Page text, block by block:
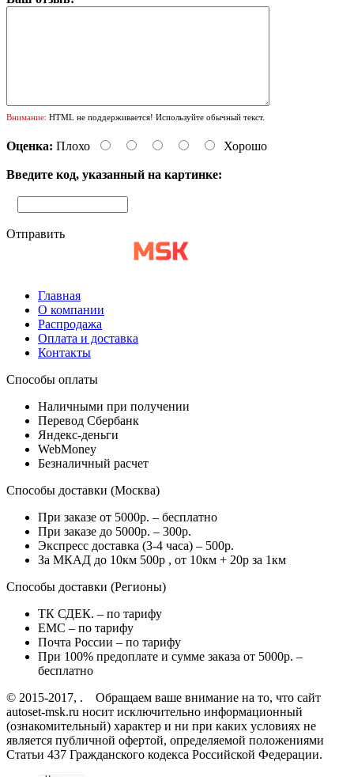
Внимание: HTML не поддерживается! Используйте обычный текст.
Оценка: Плохо Хорошо
Введите код, указанный на картинке:
Отправить
Главная
О компании
Распродажа
Оплата и доставка
Контакты
Способы оплаты
Наличными при получении
Перевод Сбербанк
Яндекс-деньги
WebMoney
Безналичный расчет
Способы доставки (Москва)
При заказе от 5000р. – бесплатно
При заказе до 5000р. – 300р.
Экспресс доставка (3-4 часа) – 500р.
За МКАД до 10км 500р , от 10км + 20р за 1км
Способы доставки (Регионы)
ТК СДЕК. – по тарифу
EMC – по тарифу
Почта России – по тарифу
При 100% предоплате и сумме заказа от 5000р. –
бесплатно
© 2015-2017, . Обращаем ваше внимание на то, что сайт
autoset-msk.ru носит исключительно информационный
(ознакомительный) характер и ни при каких условиях не
является публичной офертой, определяемой положениями
Статьи 437 Гражданского кодекса Российской Федерации.